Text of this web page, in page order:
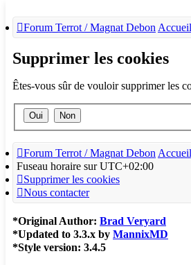
Forum Terrot / Magnat Debon
Supprimer les cookies
Êtes-vous sûr de vouloir supprimer les
Forum Terrot / Magnat Debon
Fuseau horaire surUTC+02:00
Supprimer les cookies
Nous contacter
*Original Author: Brad Veryard
*Updated to 3.3.x by MannixMD
*Style version: 3.4.5